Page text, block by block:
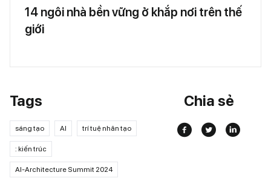
14 ngôi nhà bền vững ở khắp nơi trên thế
giới
Tags
sáng tạo Al trí tuệ nhân tạo
: kiến trúc
Al-Architecture Summit 2024
Chia sẻ